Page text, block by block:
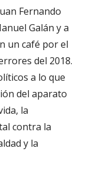
Fernando
Galán y a
un café por el
del 2018.
a lo que
del aparato
la
contra la
y la